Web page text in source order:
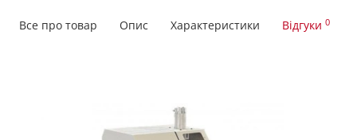
Все про товар Опис Характеристики Відгуки 0